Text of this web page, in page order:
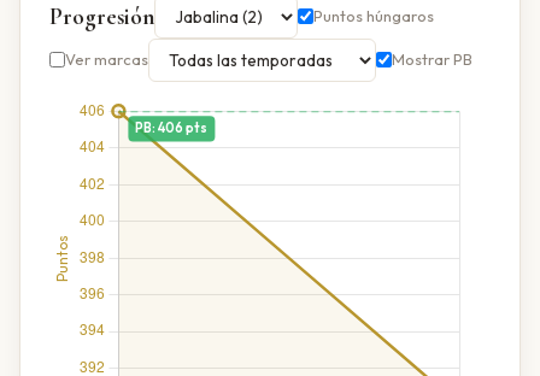
Progresión Puntos húngaros
Ver marcas Mostrar PB